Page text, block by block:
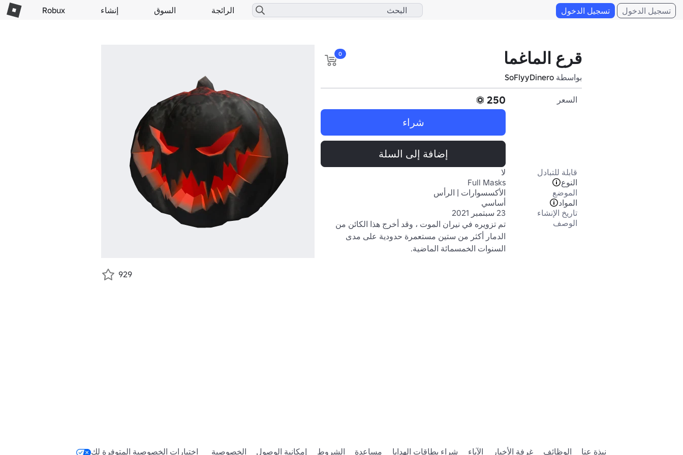
الرائجة السوق إنشاء Robux تسجيل الدخول تسجيل الدخول
قرع الماغما
بواسطة SoFlyyDinero
0
السعر
250
شراء
إضافة إلى السلة
قابلة للتبادل
لا
النوع
Full Masks
الموضع
الأكسسوارات | الرأس
المواد
أساسي
تاريخ الإنشاء
23 سبتمبر 2021
الوصف
السنوات الخمسمائة الماضية.
929
نبذة عنا الوظائف غرفة الأخبار الآباء شراء بطاقات الهدايا مساعدة الشروط إمكانية الوصول الخصوصية اختيارات الخصوصية المتوفرة لك